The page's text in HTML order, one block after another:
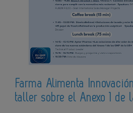
Farma Alimenta
taller sobre el Anexo 1 de